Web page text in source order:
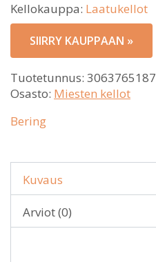
Kellokauppa: Laatukellot
SIIRRY KAUPPAAN »
Tuotetunnus: 3063765187
Osasto: Miesten kellot
Bering
Kuvaus
Arviot (0)